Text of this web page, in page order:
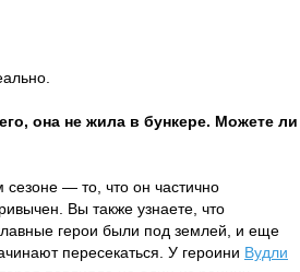
она не жила в бункере. Можете ли
— то, что он частично
Вы также узнаете, что
герои были под землей, и еще
пересекаться. У героини Вудли